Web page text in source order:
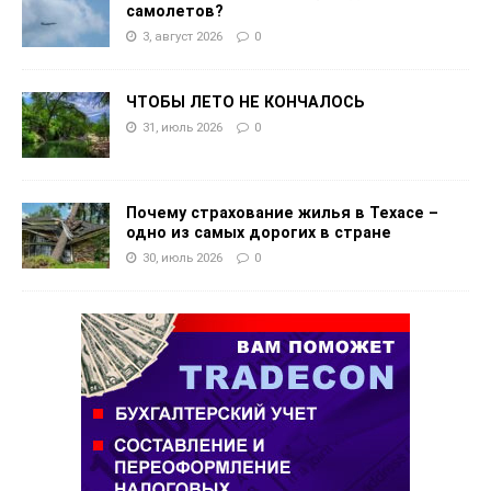
самолетов?
3, август 2026 0
ЧТОБЫ ЛЕТО НЕ КОНЧАЛОСЬ
31, июль 2026 0
Почему страхование жилья в Техасе –
одно из самых дорогих в стране
30, июль 2026 0